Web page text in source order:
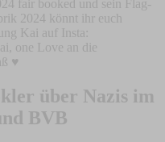
fair booked und sein Flag-
2024 könnt ihr euch
Kai auf Insta:
one Love an die
♥️
über Nazis im
BVB